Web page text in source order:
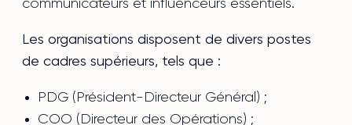
communicateurs et influenceurs essentiels.
Les organisations disposent de divers postes
de cadres supérieurs, tels que :
PDG (Président-Directeur Général) ;
COO (Directeur des Opérations) ;